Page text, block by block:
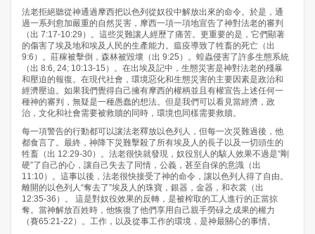
法老拒絕聽從神通過摩西把以色列從奴役中解放出來的命令。於是，通
過一系列愈加嚴重的自然災害，摩西一項一項地宣告了神對法老的審判
（出 7:17-10:29）。這些災難讓人經歷了痛苦。更重要的是，它們顯著
的傷害了埃及地和埃及人民的生產能力。瘟疫導致了牲畜的死亡（出
9:6）。莊稼被擊倒，森林被毀壞（出 9:25）。蝗蟲侵害了許多生態系統
（出 8:6, 24; 10:13-15）。在出埃及記中，生態災害是神對法老的殘暴
和壓迫的報復。在現代社會，環境惡化和生態災害的主要因素是政治和
經濟壓迫。如果我們覺得自己擁有摩西的權柄並且有權宣告上述任何一
種神的審判，無疑是一種愚蠢的想法。但是我們可以看見當經濟，政
治，文化和社會需要被救贖的同時，環境也同樣需要救贖。
每一項警告的行動都可以讓法老釋放以色列人，但每一次災難過後，他
都食言了。最終，神降下災難擊殺了所有埃及人的長子以及一切頭生的
牲畜（出 12:29-30）。法老很快就發現，奴役別人的駭人效果不過是“剛
硬”了自己的心，讓自己失去了同情，公義，甚至自保的意識（出
11:10）。這事以後，法老很快接受了神的命令，讓以色列人得了自由。
離開的以色列人“奪去了”埃及人的珠寶，銀器，金器，和衣裳（出
12:35-36）。 這是對奴役效果的反轉，是被榨取的工人進行的正當掠
奪。當神解放百姓時，他恢復了他們享用自己親手勞碌之成果的權力
（賽65:21-22）。工作，以及從事工作的環境，是神最關心的事情。